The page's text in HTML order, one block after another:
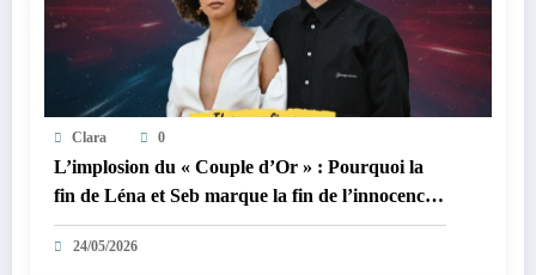
Clara 0
L’implosion du « Couple d’Or » : Pourquoi la
fin de Léna et Seb marque la fin de l’innocence
sur YouTube
24/05/2026